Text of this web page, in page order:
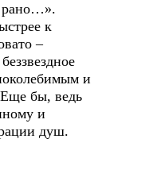
рано…».
к
–
и
бы, ведь
и
душ.